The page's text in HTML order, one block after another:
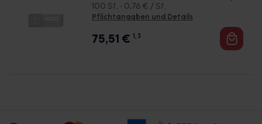
100 St. • 0,76 € / St.
Pflichtangaben und Details
75,51 € 1, 3